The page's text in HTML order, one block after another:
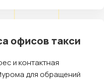
офисов такси
и контактная
для обращений